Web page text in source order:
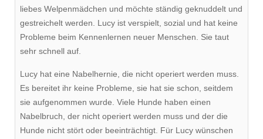
liebes Welpenmädchen und möchte ständig geknuddelt und
gestreichelt werden. Lucy ist verspielt, sozial und hat keine
Probleme beim Kennenlernen neuer Menschen. Sie taut
sehr schnell auf.
Lucy hat eine Nabelhernie, die nicht operiert werden muss.
Es bereitet ihr keine Probleme, sie hat sie schon, seitdem
sie aufgenommen wurde. Viele Hunde haben einen
Nabelbruch, der nicht operiert werden muss und der die
Hunde nicht stört oder beeinträchtigt. Für Lucy wünschen